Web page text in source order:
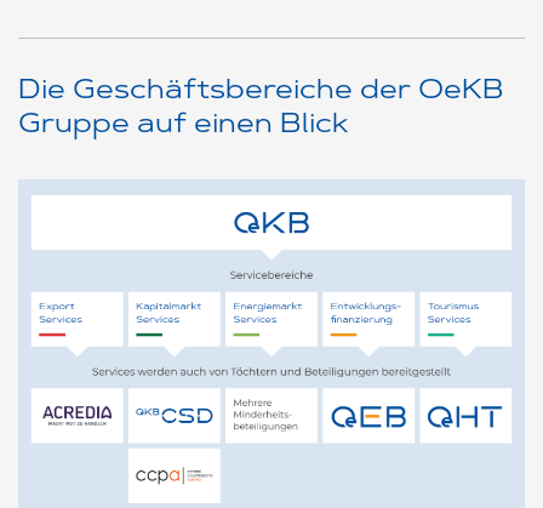
Die Geschäftsbereiche der OeKB
Gruppe auf einen Blick